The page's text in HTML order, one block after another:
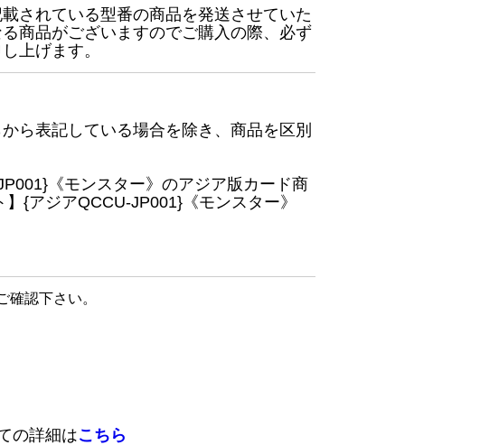
されている型番の商品を発送させていた
商品がございますのでご購入の際、必ず
上げます。
ら表記している場合を除き、商品を区別
《モンスター》のアジア版カード商
{アジアQCCU-JP001}《モンスター》
認下さい。
の詳細はこちら